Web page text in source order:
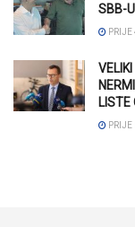
SBB-U
PRIJE
LISTE
PRIJE